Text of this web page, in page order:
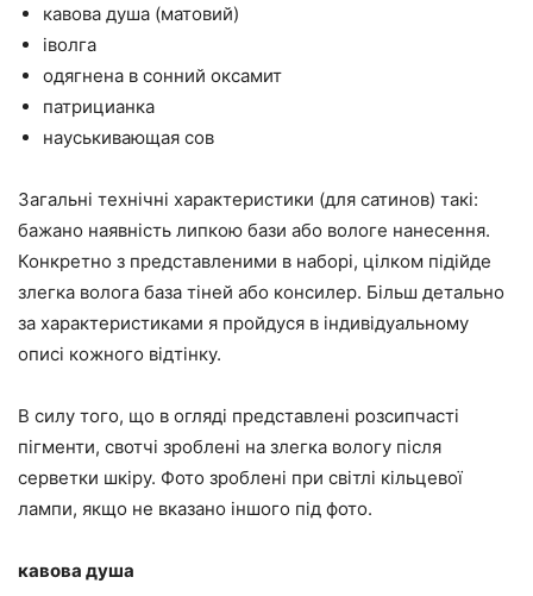
кавова душа (матовий)
іволга
одягнена в сонний оксамит
патрицианка
науськивающая сов
Загальні технічні характеристики (для сатинов) такі:
бажано наявність липкою бази або вологе нанесення.
Конкретно з представленими в наборі, цілком підійде
злегка волога база тіней або консилер. Більш детально
за характеристиками я пройдуся в індивідуальному
описі кожного відтінку.
В силу того, що в огляді представлені розсипчасті
пігменти, свотчі зроблені на злегка вологу після
серветки шкіру. Фото зроблені при світлі кільцевої
лампи, якщо не вказано іншого під фото.
кавова душа